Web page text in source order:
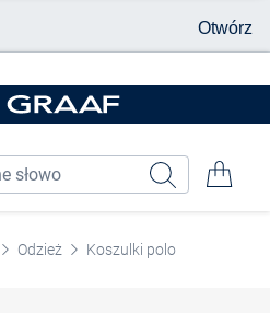
Odzież Koszulki polo
Otwórz